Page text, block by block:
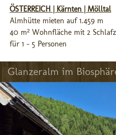
ÖSTERREICH | Kärnten | Mölltal
Almhütte mieten auf 1.459 m
40 m² Wohnfläche mit 2
für 1 - 5 Personen
Glanzeralm im